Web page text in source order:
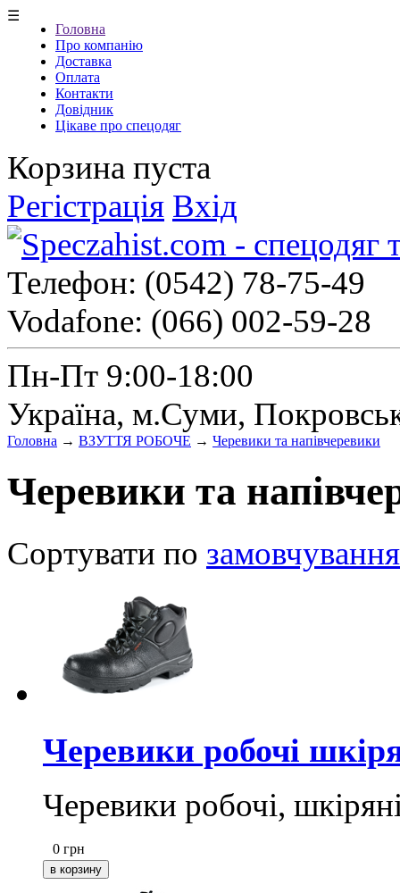
☰
Головна
Про компанію
Доставка
Оплата
Контакти
Довідник
Цікаве про спецодяг
Корзина пуста
Регістрація Вхід
Телефон: (0542) 78-75-49
Vodafone: (066) 002-59-28
Пн-Пт 9:00-18:00
Україна, м.Суми,
Головна → ВЗУТТЯ РОБОЧЕ → Черевики та напівчеревики
Черевики та
Сортувати по замовчування
Черевики робочі
Черевики робочі,
0 грн